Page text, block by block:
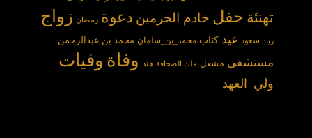
تهنئة حفل خادم الحرمين دعوة رمضان زواج
زياد سعود عيد كتاب محمد_بن_سلمان محمد بن عبدالرحمن
مستشفى مشعل ملك الصحافة هند وفاة وفيات
ولي_العهد